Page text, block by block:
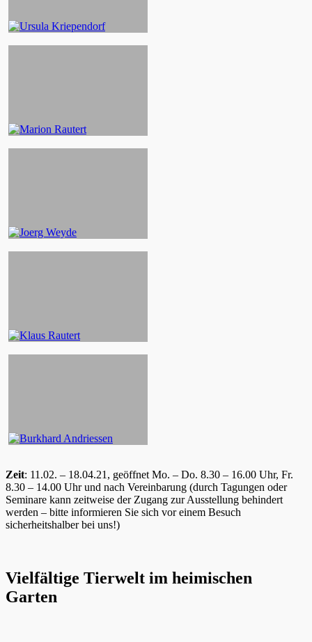
Zeit: 11.02. – 18.04.21, geöffnet Mo. – Do. 8.30 – 16.00 Uhr, Fr.
8.30 – 14.00 Uhr und nach Vereinbarung (durch Tagungen oder
Seminare kann zeitweise der Zugang zur Ausstellung behindert
werden – bitte informieren Sie sich vor einem Besuch
sicherheitshalber bei uns!)
Vielfältige Tierwelt im heimischen
Garten